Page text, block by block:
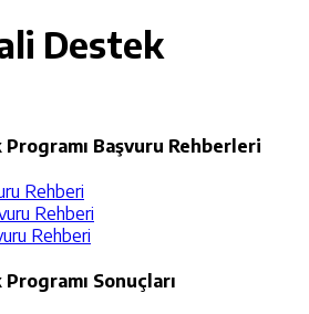
Destek
Programı Başvuru Rehberleri
Rehberi
Rehberi
Rehberi
Programı Sonuçları